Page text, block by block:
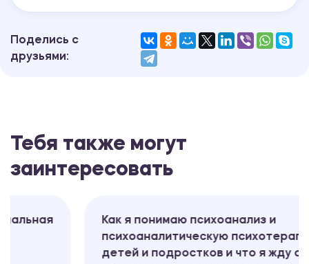
Поделись с
друзьями:
Тебя также могут
заинтересовать
Как я понимаю психоанализ и
психоаналитическую психотерапию
детей и подростков и что я жду от